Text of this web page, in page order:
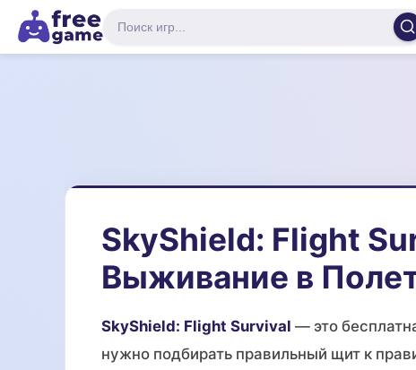
SkyShield: Flight
Выживание в
SkyShield: Flight Survival — это
нужно подбирать правильный щит к